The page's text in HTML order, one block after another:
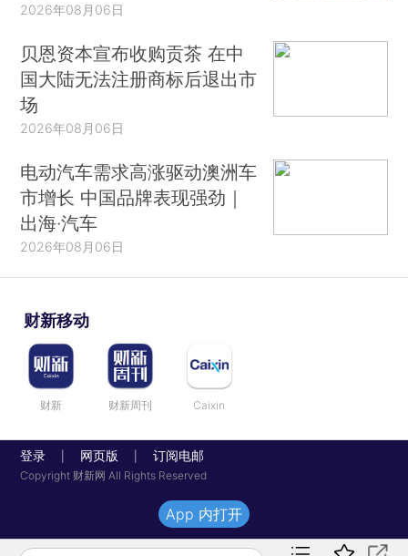
2026年08月06日
贝恩资本宣布收购贡茶 在中
国大陆无法注册商标后退出市
场
2026年08月06日
电动汽车需求高涨驱动澳洲车
市增长 中国品牌表现强劲｜
出海·汽车
2026年08月06日
财新移动
财新 财新周刊 Caixin
登录 网页版 订阅电邮
Copyright 财新网 All Rights Reserved
App 内打开